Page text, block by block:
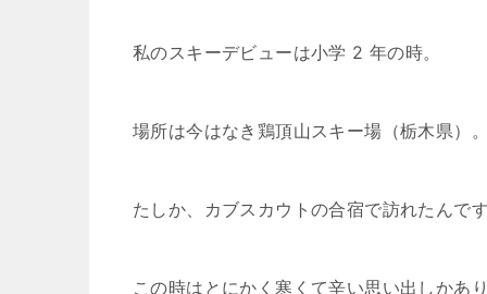
私のスキーデビューは小学 2 年の時。
場所は今はなき鶏頂山スキー場（栃木県）。
たしか、カブスカウトの合宿で訪れたんです
この時はとにかく寒くて辛い思い出しかあ